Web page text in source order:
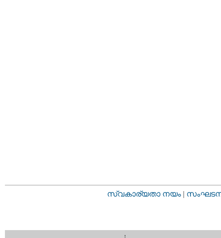
സ്വകാര്യതാ നയം |